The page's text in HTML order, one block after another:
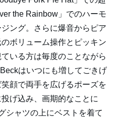
the Rainbow」でのハーモ
ング。さらに爆音からピア
ボリューム操作とピッキン
いる方は毎度のことながら
はいつにも増してごきげ
顔で両手を広げるポーズを
げ込み、画期的なことに
シャツの上にベストを着て